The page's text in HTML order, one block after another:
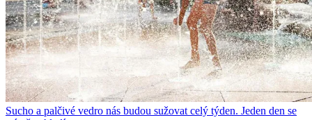
Sucho a palčivé vedro nás budou sužovat celý týden. Jeden den se